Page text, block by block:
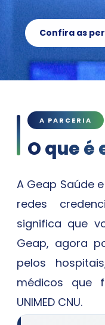
Confira as
A PARCERIA
O que é
A Geap Saúde e
redes
significa que
Geap, agora
pelos
médicos que
UNIMED CNU.